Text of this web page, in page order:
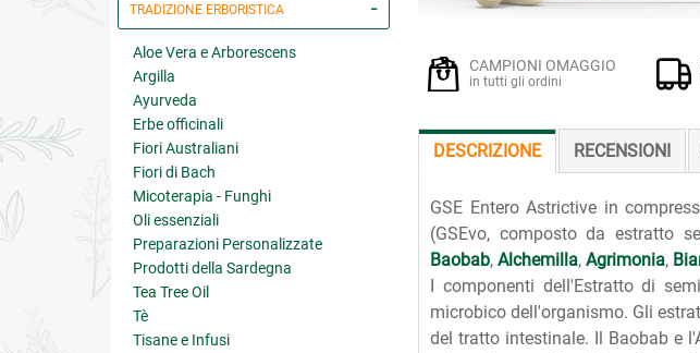
TRADIZIONE ERBORISTICA
Aloe Vera e Arborescens
Argilla
Ayurveda
Erbe officinali
Fiori Australiani
Fiori di Bach
Micoterapia - Funghi
Oli essenziali
Preparazioni Personalizzate
Prodotti della Sardegna
Tea Tree Oil
Tè
Tisane e Infusi
CAMPIONI OMAGGIO
in tutti gli ordini
DESCRIZIONE RECENSIONI
GSE Entero Astrictive in
(GSEvo, composto da estratto
Baobab, Alchemilla, Agrimonia,
I componenti dell'Estratto di
microbico dell'organismo. Gli
del tratto intestinale. Il Baobab e